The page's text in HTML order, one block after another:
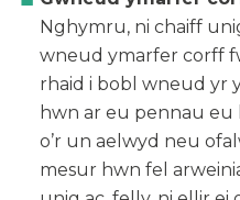
Nghymru, ni chaiff
wneud ymarfer corff
rhaid i bobl wneud yr
hwn ar eu pennau eu
o’r un aelwyd neu
mesur hwn fel